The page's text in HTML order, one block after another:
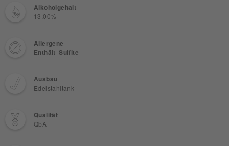
Alkoholgehalt
13,00%
Allergene
Enthält Sulfite
Ausbau
Edelstahltank
Qualität
QbA